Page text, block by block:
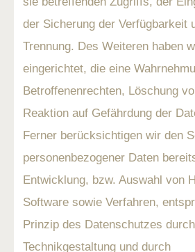
der Sicherung der Verfügbarkeit
Trennung. Des Weiteren haben
eingerichtet, die eine
Betroffenenrechten, Löschung
Reaktion auf Gefährdung der
Ferner berücksichtigen wir den
personenbezogener Daten
Entwicklung, bzw. Auswahl von
Software sowie Verfahren,
Prinzip des Datenschutzes durch
Technikgestaltung und durch